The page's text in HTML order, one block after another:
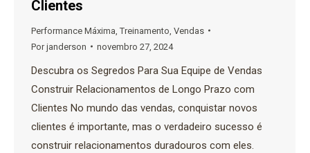
Clientes
Performance Máxima ,Treinamento Vendas
Porjanderson novembro 27, 2024
Descubra os Segredos Para Sua Equipe de Vendas
Construir Relacionamentos de Longo Prazo com
Clientes No mundo das vendas, conquistar novos
clientes é importante, mas o verdadeiro sucesso é
construir relacionamentos duradouros com eles.